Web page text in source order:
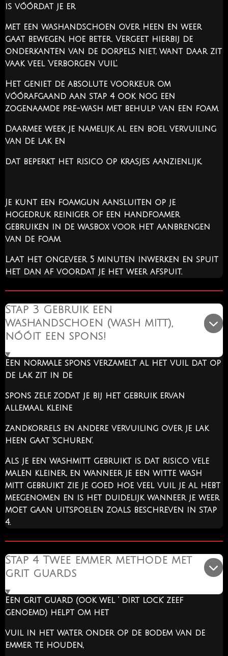
is vóórdat je er
met een washandschoen over heen en weer
gaat bewegen, hoe beter. Vergeet hierbij de
onderkanten van de dorpels niet, want daar zit
vaak veel ‘verborgen vuil’.
Het geniet de absolute voorkeur om
vóórafgaand aan stap 4 ook nog een
zogenaamde pre-wash met behulp van een foam.
Daarmee week je namelijk al een boel vervuiling
van de lak en
dat beperkt het risico op krasjes aanzienlijk.
Je kunt een foamgun aansluiten op je
hogedruk reiniger of een handfoamer
gebruiken in de wasbox voor het aanbrengen
van de foam.
Laat het ongeveer 5 minuten inwerken en spuit
het dan af voordat je het weer afspuit.
Stap 3 Gebruik een
washandschoen (wash mitt),
nóóit een spons!
Een normale spons verzamelt al het vuil dat op
de lak zit in de
spons zelf, zodat je bij het gebruik ervan
allemaal kleine
zandkorrels en andere vervuiling over je lak
heen gaat ‘schuren’.
Als je een washmitt gebruikt is dat risico vele
malen kleiner, en wanneer je een witte wash
mitt gebruikt zie je goed hoe veel vuil je al hebt
meegenomen en is het duidelijk wanneer je weer
moet gaan uitspoelen zoals beschreven in stap
4.
Stap 4 Twee emmer methode met
grit guards
Een grit guard (ook wel ‘ dirt lock’ zeef
genoemd) helpt om het
vuil in het water onder op de bodem van de
emmer te houden,